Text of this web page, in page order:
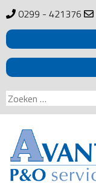
0299 - 421376
Zoeken
naar: